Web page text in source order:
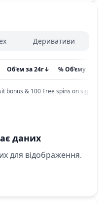
Деривативи
↓
Об'єм за 24г % Об'єму
bonus & 100 Free spins on sign up!
даних
для відображення.